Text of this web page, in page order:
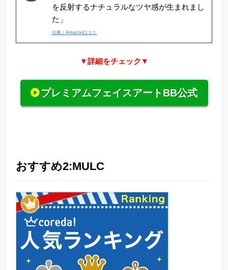
を反射するナチュラルなツヤ感が生まれまし
た」
出典：Amazon口コミ
▼詳細をチェック▼
プレミアムフェイスアートBB公式
おすすめ2:MULC